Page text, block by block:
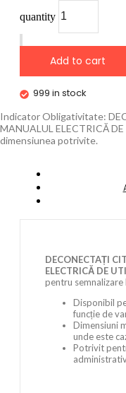
quantity
Add to cart
999 in stock
Indicator Obligativitate:
MANUALUL ELECTRICĂ
dimensiunea potrivite.
DECONECTAȚI
ELECTRICĂ DE
pentru semnalizare
Disponibil
funcție de
Dimensiuni
unde este
Potrivit